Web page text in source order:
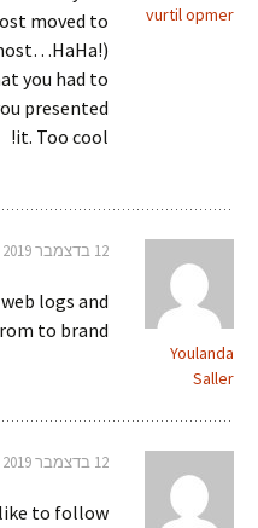
vurtil opmer
moved to
you had to
presented
it. Too cool!
Youlanda
Saller
12 בדצמבר 2019 בשעה 13:23
logs and
to brand.
12 בדצמבר 2019 בשעה 13:55
like to follow